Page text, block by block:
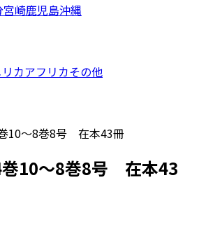
宮崎鹿児島沖縄
カアフリカその他
10～8巻8号 在本43冊
10～8巻8号 在本43